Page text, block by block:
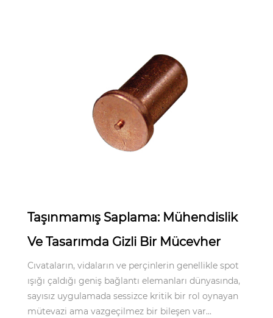
Taşınmamış Saplama: Mühendislik
Ve Tasarımda Gizli Bir Mücevher
Cıvataların, vidaların ve perçinlerin genellikle spot
ışığı çaldığı geniş bağlantı elemanları dünyasında,
sayısız uygulamada sessizce kritik bir rol oynayan
mütevazi ama vazgeçilmez bir bileşen var...